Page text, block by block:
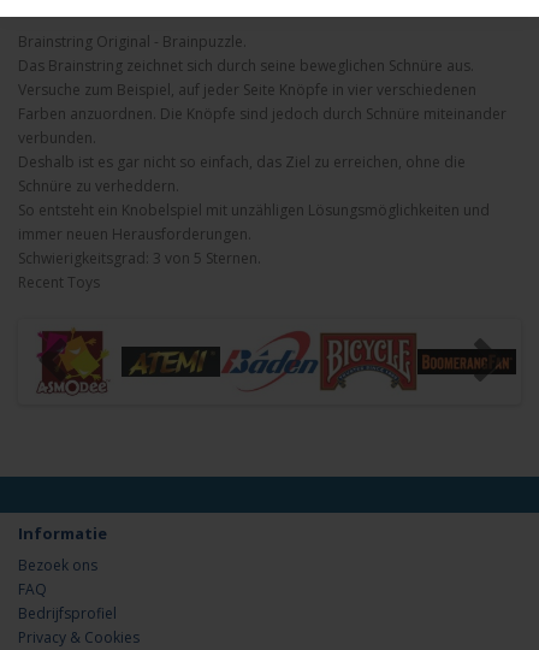
Brainstring Original - Brainpuzzle.
Das Brainstring zeichnet sich durch seine beweglichen Schnüre aus.
Versuche zum Beispiel, auf jeder Seite Knöpfe in vier verschiedenen
Farben anzuordnen. Die Knöpfe sind jedoch durch Schnüre miteinander
verbunden.
Deshalb ist es gar nicht so einfach, das Ziel zu erreichen, ohne die
Schnüre zu verheddern.
So entsteht ein Knobelspiel mit unzähligen Lösungsmöglichkeiten und
immer neuen Herausforderungen.
Schwierigkeitsgrad: 3 von 5 Sternen.
Recent Toys
Informatie
Bezoek ons
FAQ
Bedrijfsprofiel
Privacy & Cookies